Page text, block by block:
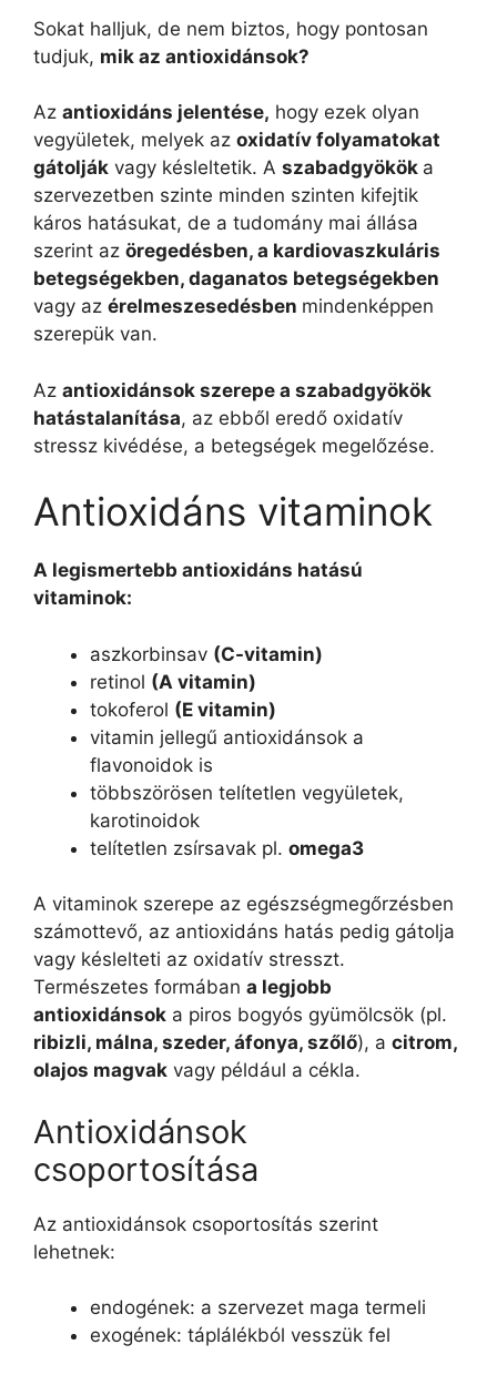
Sokat halljuk, de nem biztos, hogy pontosan
tudjuk, mik az antioxidánsok?
Az antioxidáns jelentése, hogy ezek olyan
vegyületek, melyek az oxidatív folyamatokat
gátolják vagy késleltetik. A szabadgyökök a
szervezetben szinte minden szinten kifejtik
káros hatásukat, de a tudomány mai állása
szerint az öregedésben, a kardiovaszkuláris
betegségekben, daganatos betegségekben
vagy az érelmeszesedésben mindenképpen
szerepük van.
Az antioxidánsok szerepe a szabadgyökök
hatástalanítása, az ebből eredő oxidatív
stressz kivédése, a betegségek megelőzése.
Antioxidáns vitaminok
A legismertebb antioxidáns hatású
vitaminok:
aszkorbinsav (C-vitamin)
retinol (A vitamin)
tokoferol (E vitamin)
vitamin jellegű antioxidánsok a
flavonoidok is
többszörösen telítetlen vegyületek,
karotinoidok
telítetlen zsírsavak pl. omega3
A vitaminok szerepe az egészségmegőrzésben
számottevő, az antioxidáns hatás pedig gátolja
vagy késlelteti az oxidatív stresszt.
Természetes formában a legjobb
antioxidánsok a piros bogyós gyümölcsök (pl.
ribizli, málna, szeder, áfonya, szőlő), a citrom,
olajos magvak vagy például a cékla.
Antioxidánsok
csoportosítása
Az antioxidánsok csoportosítás szerint
lehetnek:
endogének: a szervezet maga termeli
exogének: táplálékból vesszük fel